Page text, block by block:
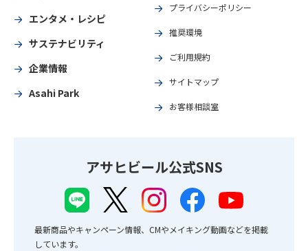
エンタメ・レシピ
サステナビリティ
企業情報
Asahi Park
プライバシーポリシー
推奨環境
ご利用規約
サイトマップ
お客様相談室
アサヒビール公式SNS
最新商品やキャンペーン情報、CMやメイキング動画などを掲載
しています。